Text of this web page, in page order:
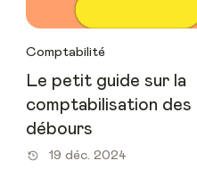
Comptabilité
Le petit guide sur la
comptabilisation des
débours
19 déc. 2024